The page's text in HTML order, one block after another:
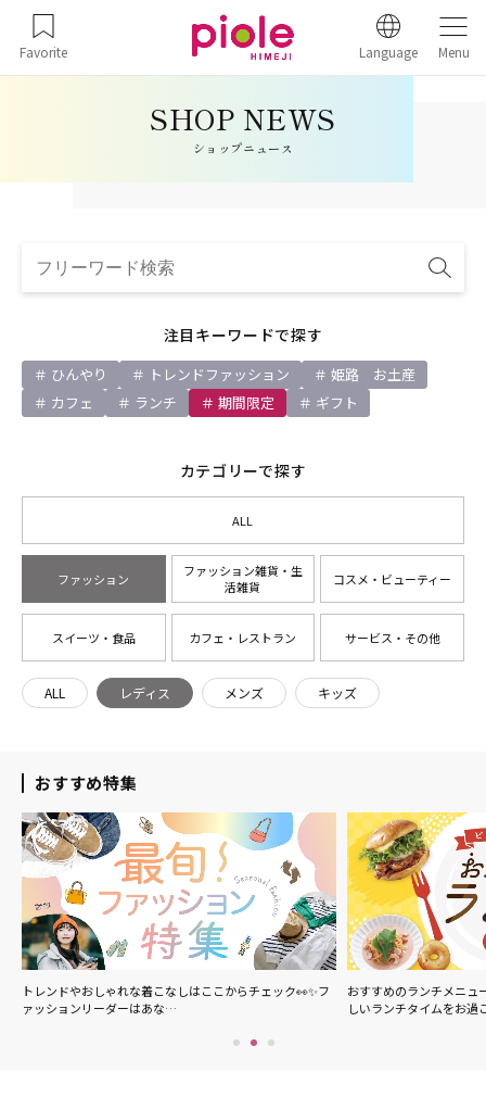
Favorite Language Menu
ショップニュース
注目キーワードで探す
ひんやり トレンドファッション
姫路 お土産
カフェ
ランチ 期間限定 ギフト
カテゴリーで探す
ALL
ファッション
ファッション雑貨・生
活雑貨
コスメ・ビューティー
スイーツ・食品 カフェ・レストラン サービス・その他
ALL レディス メンズ キッズ
おすすめ特集
トレンドやおしゃれな着こなしはここからチェック👀✨フ
ァッションリーダーはあな…
おすすめのランチメニュ
しいランチタイムをお